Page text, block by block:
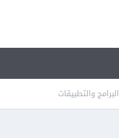
البرامج والتطبيقات